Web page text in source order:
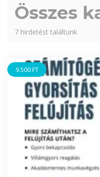
Összes
7 hirdetést találtunk
9.500 FT